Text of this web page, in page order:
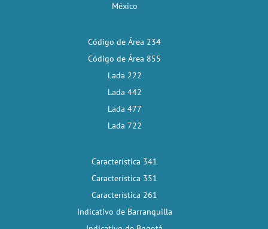
México
Código de Área 234
Código de Área 855
Lada 222
Lada 442
Lada 477
Lada 722
Característica 341
Característica 351
Característica 261
Indicativo de Barranquilla